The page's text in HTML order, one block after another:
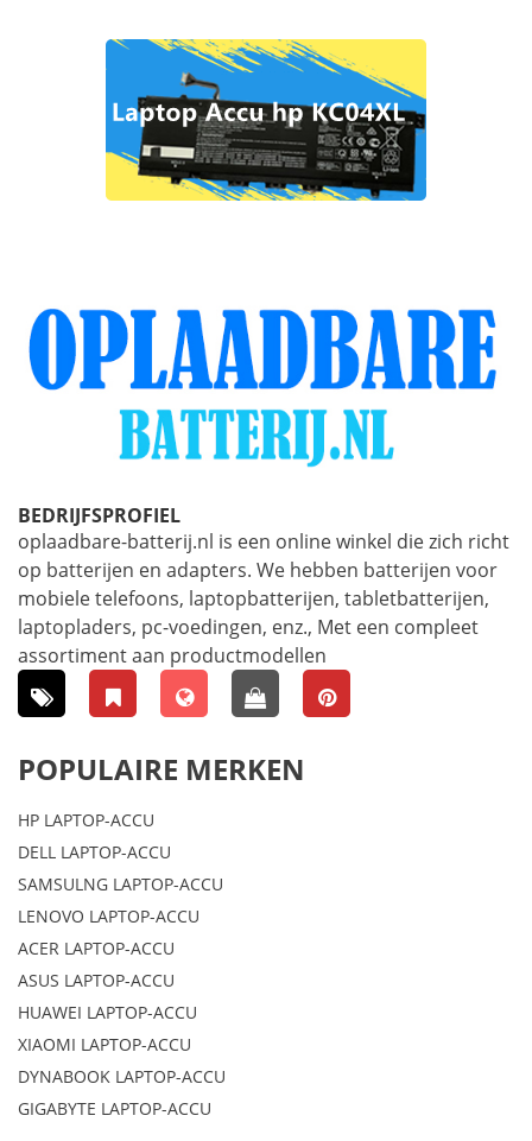
BEDRIJFSPROFIEL
oplaadbare-batterij.nl is een online winkel die zich richt
op batterijen en adapters. We hebben batterijen voor
mobiele telefoons, laptopbatterijen, tabletbatterijen,
laptopladers, pc-voedingen, enz., Met een compleet
assortiment aan productmodellen
POPULAIRE MERKEN
HP LAPTOP-ACCU
DELL LAPTOP-ACCU
SAMSULNG LAPTOP-ACCU
LENOVO LAPTOP-ACCU
ACER LAPTOP-ACCU
ASUS LAPTOP-ACCU
HUAWEI LAPTOP-ACCU
XIAOMI LAPTOP-ACCU
DYNABOOK LAPTOP-ACCU
GIGABYTE LAPTOP-ACCU